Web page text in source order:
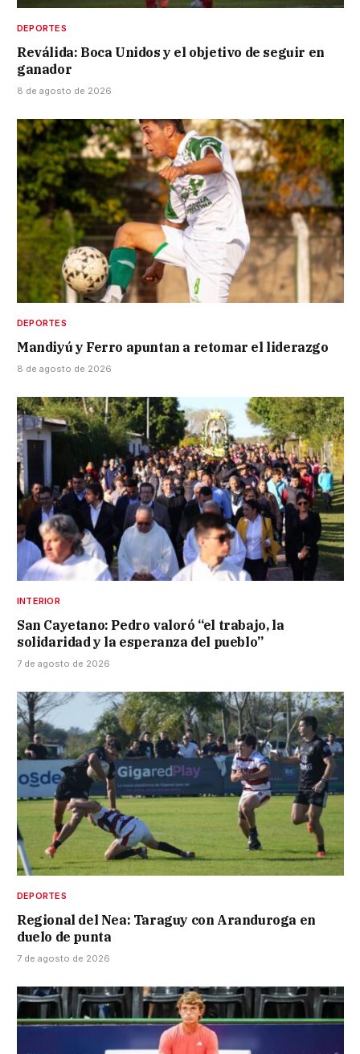
DEPORTES
Reválida: Boca Unidos y el objetivo de seguir en
ganador
8 de agosto de 2026
DEPORTES
Mandiyú y Ferro apuntan a retomar el liderazgo
8 de agosto de 2026
INTERIOR
San Cayetano: Pedro valoró “el trabajo, la
solidaridad y la esperanza del pueblo”
7 de agosto de 2026
DEPORTES
Regional del Nea: Taraguy con Aranduroga en
duelo de punta
7 de agosto de 2026